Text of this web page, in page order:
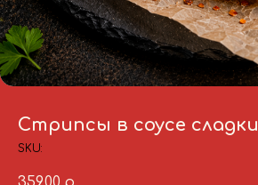
Стрипсы в соусе
SKU: